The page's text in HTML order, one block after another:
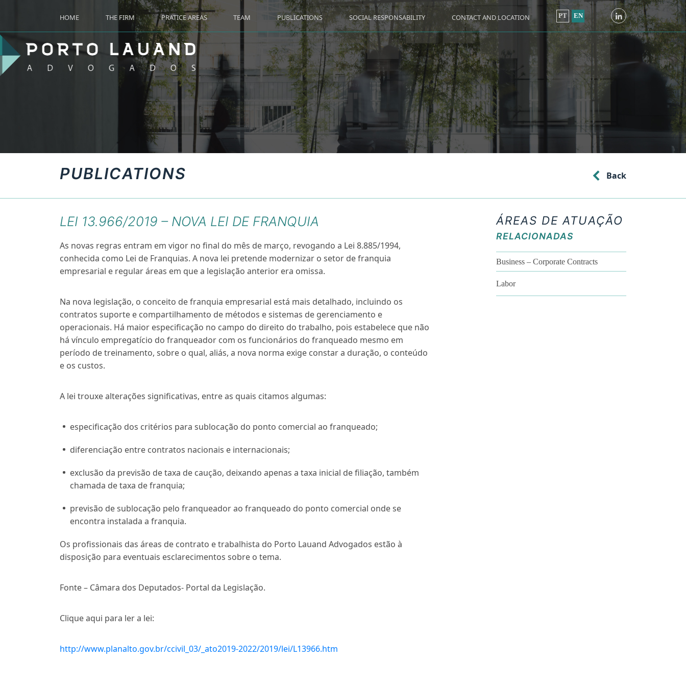
HOME THE FIRM PRATICE AREAS TEAM PUBLICATIONS SOCIAL RESPONSABILITY CONTACT AND LOCATION PT EN
PUBLICATIONS Back
LEI 13.966/2019 – NOVA LEI DE FRANQUIA
As novas regras entram em vigor no final do mês de março, revogando a Lei 8.885/1994,
conhecida como Lei de Franquias. A nova lei pretende modernizar o setor de franquia
empresarial e regular áreas em que a legislação anterior era omissa.
Na nova legislação, o conceito de franquia empresarial está mais detalhado, incluindo os
contratos suporte e compartilhamento de métodos e sistemas de gerenciamento e
operacionais. Há maior especificação no campo do direito do trabalho, pois estabelece que não
há vínculo empregatício do franqueador com os funcionários do franqueado mesmo em
período de treinamento, sobre o qual, aliás, a nova norma exige constar a duração, o conteúdo
e os custos.
A lei trouxe alterações significativas, entre as quais citamos algumas:
especificação dos critérios para sublocação do ponto comercial ao franqueado;
diferenciação entre contratos nacionais e internacionais;
exclusão da previsão de taxa de caução, deixando apenas a taxa inicial de filiação, também
chamada de taxa de franquia;
previsão de sublocação pelo franqueador ao franqueado do ponto comercial onde se
encontra instalada a franquia.
Os profissionais das áreas de contrato e trabalhista do Porto Lauand Advogados estão à
disposição para eventuais esclarecimentos sobre o tema.
Fonte – Câmara dos Deputados- Portal da Legislação.
Clique aqui para ler a lei:
http://www.planalto.gov.br/ccivil_03/_ato2019-2022/2019/lei/L13966.htm
ÁREAS DE ATUAÇÃO
RELACIONADAS
Business – Corporate Contracts
Labor